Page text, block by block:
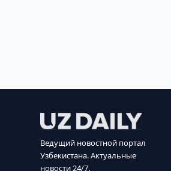
Ведущий новостной портал
Узбекистана. Актуальные
новости 24/7.